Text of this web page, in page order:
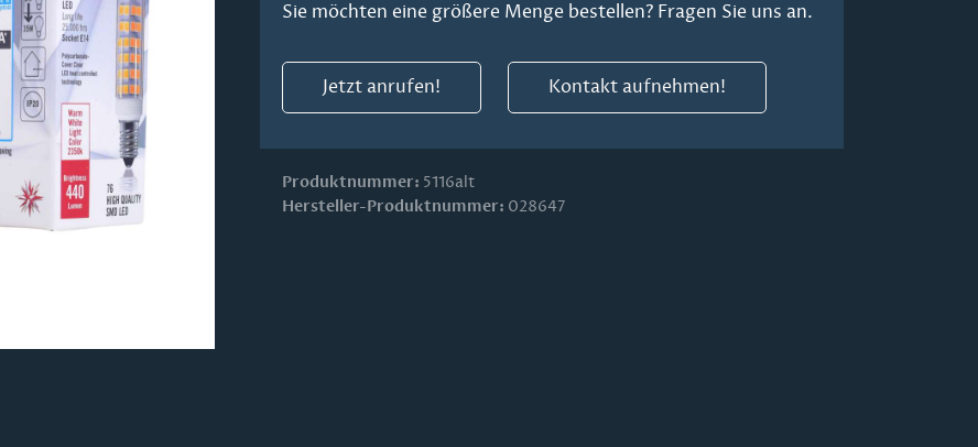
Sie möchten eine größere Menge bestellen? Fragen Sie uns an.
Jetzt anrufen! Kontakt aufnehmen!
Produktnummer: 5116alt
Hersteller-Produktnummer: 028647